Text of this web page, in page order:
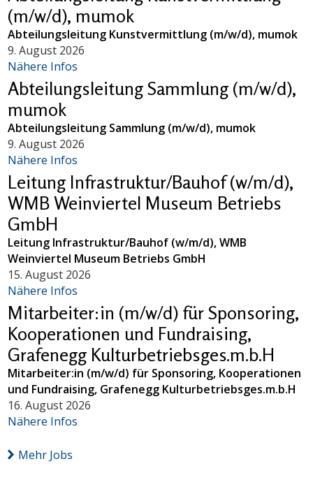
(m/w/d), mumok
Abteilungsleitung Kunstvermittlung (m/w/d), mumok
9. August 2026
Nähere Infos
Abteilungsleitung Sammlung (m/w/d),
mumok
Abteilungsleitung Sammlung (m/w/d), mumok
9. August 2026
Nähere Infos
Leitung Infrastruktur/Bauhof (w/m/d),
WMB Weinviertel Museum Betriebs
GmbH
Leitung Infrastruktur/Bauhof (w/m/d), WMB
Weinviertel Museum Betriebs GmbH
15. August 2026
Nähere Infos
Mitarbeiter:in (m/w/d) für Sponsoring,
Kooperationen und Fundraising,
Grafenegg Kulturbetriebsges.m.b.H
Mitarbeiter:in (m/w/d) für Sponsoring, Kooperationen
und Fundraising, Grafenegg Kulturbetriebsges.m.b.H
16. August 2026
Nähere Infos
Mehr Jobs